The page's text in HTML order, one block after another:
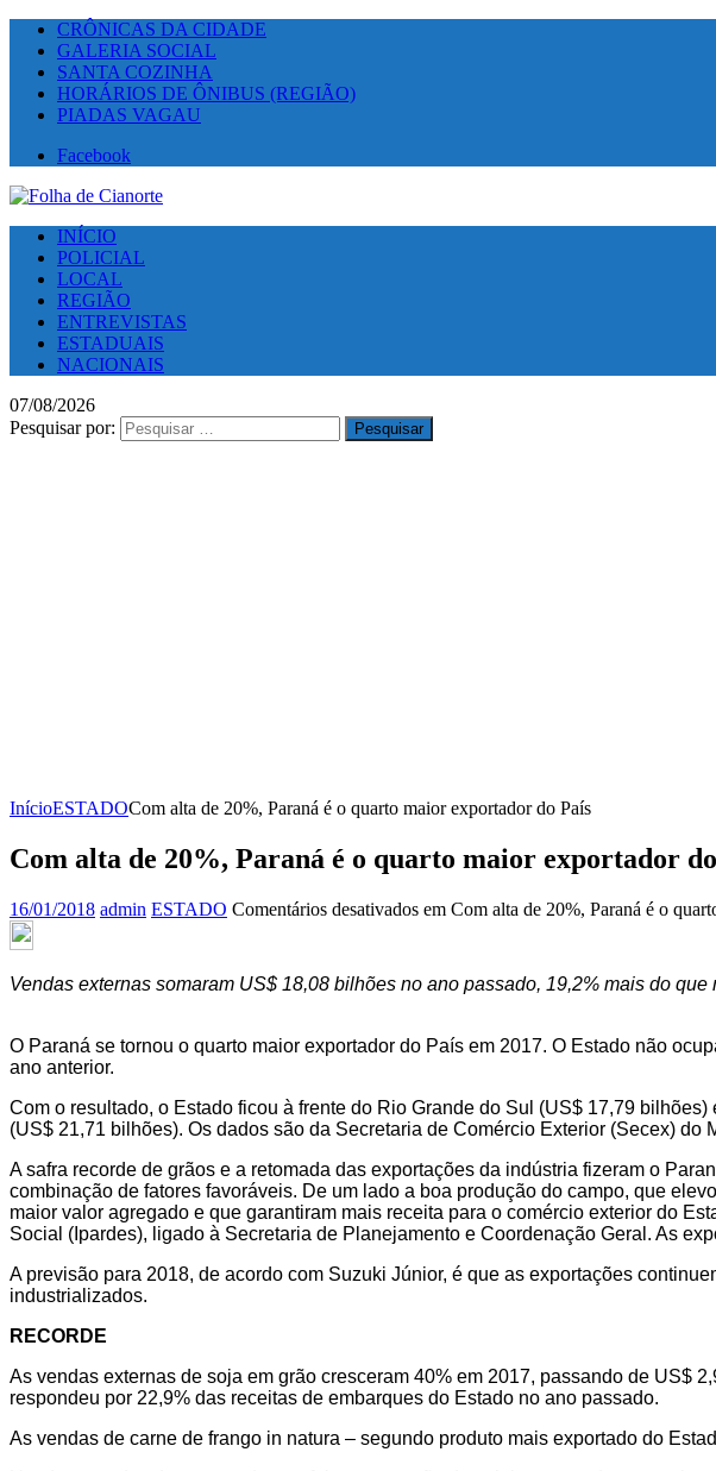
CRÔNICAS DA CIDADE
GALERIA SOCIAL
SANTA COZINHA
HORÁRIOS DE ÔNIBUS (REGIÃO)
PIADAS VAGAU
Facebook
INÍCIO
POLICIAL
LOCAL
REGIÃO
ENTREVISTAS
ESTADUAIS
NACIONAIS
07/08/2026
Pesquisar por:
InícioESTADOCom alta de 20%, Paraná é o quarto maior exportador do País
Com alta de 20%, Paraná é o quarto maior exportador
16/01/2018 admin ESTADO Comentários desativados em Com alta de 20%, Paraná é o
Vendas externas somaram US$ 18,08 bilhões no ano passado, 19,2% mais do que
O Paraná se tornou o quarto maior exportador do País em 2017. O Estado não
ano anterior.
Com o resultado, o Estado ficou à frente do Rio Grande do Sul (US$ 17,79
(US$ 21,71 bilhões). Os dados são da Secretaria de Comércio Exterior (Secex)
A safra recorde de grãos e a retomada das exportações da indústria fizeram o
combinação de fatores favoráveis. De um lado a boa produção do campo, que
maior valor agregado e que garantiram mais receita para o comércio exterior do
Social (Ipardes), ligado à Secretaria de Planejamento e Coordenação Geral. As
A previsão para 2018, de acordo com Suzuki Júnior, é que as exportações
industrializados.
RECORDE
As vendas externas de soja em grão cresceram 40% em 2017, passando de US$
respondeu por 22,9% das receitas de embarques do Estado no ano passado.
As vendas de carne de frango in natura – segundo produto mais exportado do